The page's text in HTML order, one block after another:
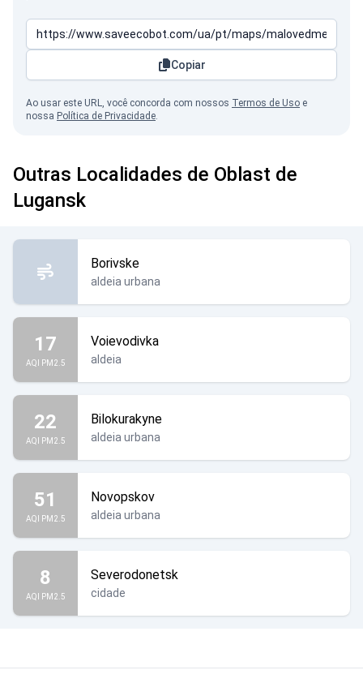
Copiar
Ao usar este URL, você concorda com nossos Termos de Uso e
nossa Política de Privacidade.
Outras Localidades de Oblast de
Lugansk
Borivske
aldeia urbana
17
AQI PM2.5
Voievodivka
aldeia
22
AQI PM2.5
Bilokurakyne
aldeia urbana
51
AQI PM2.5
Novopskov
aldeia urbana
8
AQI PM2.5
Severodonetsk
cidade